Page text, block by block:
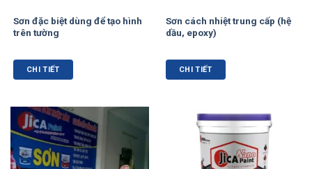
Sơn đặc biệt dùng để tạo hình
trên tường
CHI TIẾT
Sơn cách nhiệt trung cấp (hệ
dầu, epoxy)
CHI TIẾT